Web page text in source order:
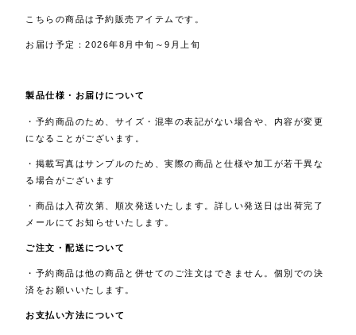
こちらの商品は予約販売アイテムです。
お届け予定：2026年8月中旬～9月上旬
製品仕様・お届けについて
・予約商品のため、サイズ・混率の表記がない場合や、内容が変更
になることがございます。
・掲載写真はサンプルのため、実際の商品と仕様や加工が若干異な
る場合がございます
・商品は入荷次第、順次発送いたします。詳しい発送日は出荷完了
メールにてお知らせいたします。
ご注文・配送について
・予約商品は他の商品と併せてのご注文はできません。個別での決
済をお願いいたします。
お支払い方法について